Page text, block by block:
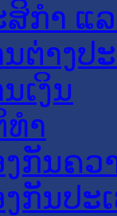
ສິກຳ ແ
ຕ່າງປ
ເງິນ
າ
ງກັນຄວ
ກັນປະ